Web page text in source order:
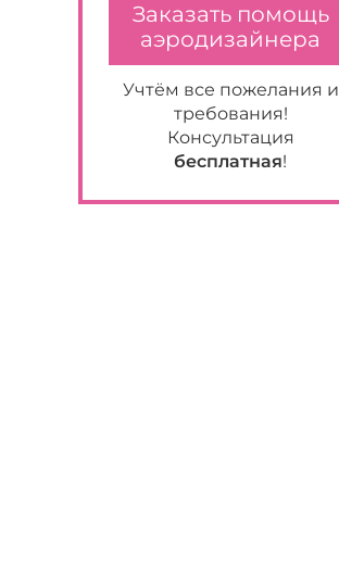
Заказать помощь
аэродизайнера
Учтём все пожелания и
требования!
Консультация
бесплатная!